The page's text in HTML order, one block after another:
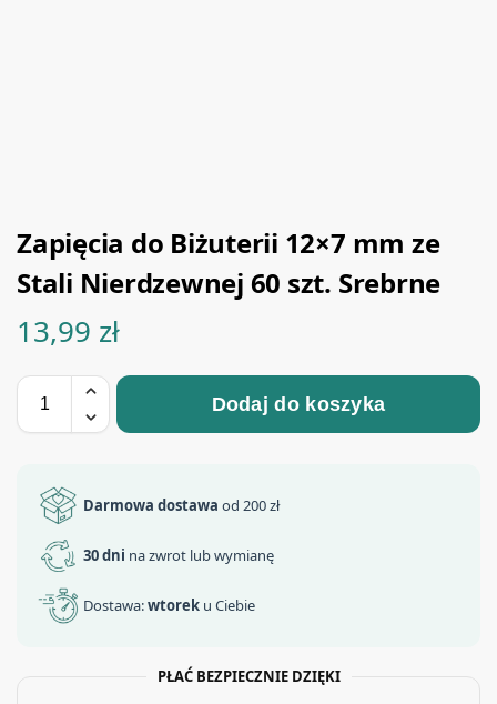
Zapięcia do Biżuterii 12×7 mm ze
Stali Nierdzewnej 60 szt. Srebrne
13,99 zł
Dodaj do koszyka
Darmowa dostawa od 200 zł
30 dni na zwrot lub wymianę
Dostawa:wtorek u Ciebie
PŁAĆ BEZPIECZNIE DZIĘKI